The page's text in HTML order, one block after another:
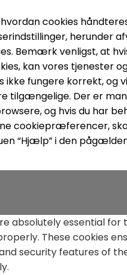
cookies
herunder
Bemærk venligst, at
kan vores tjenester
ikke fungere korrekt, og
tilgængelige. Der er
og hvis du har
cookiepræferencer,
“Hjælp” i den
absolutely essential for
These cookies
security features of